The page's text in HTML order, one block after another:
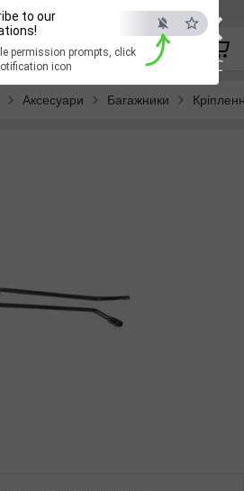
×
ESC
to our
permission prompts, click
icon
Аксесуари Багажники